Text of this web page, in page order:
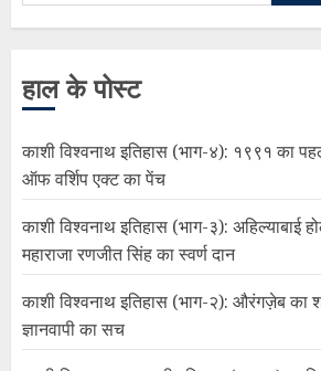
हाल के पोस्ट
काशी विश्वनाथ इतिहास (भाग-४): १९९१ का
ऑफ वर्शिप एक्ट का पेंच
काशी विश्वनाथ इतिहास (भाग-३): अहिल्याबाई
महाराजा रणजीत सिंह का स्वर्ण दान
काशी विश्वनाथ इतिहास (भाग-२): औरंगज़ेब का
ज्ञानवापी का सच